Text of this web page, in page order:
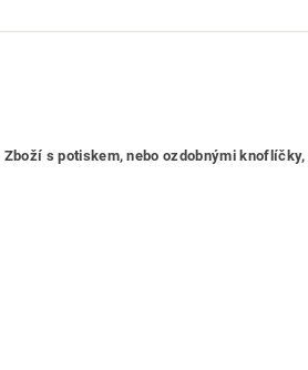
s potiskem, nebo ozdobnými knoflíčky,